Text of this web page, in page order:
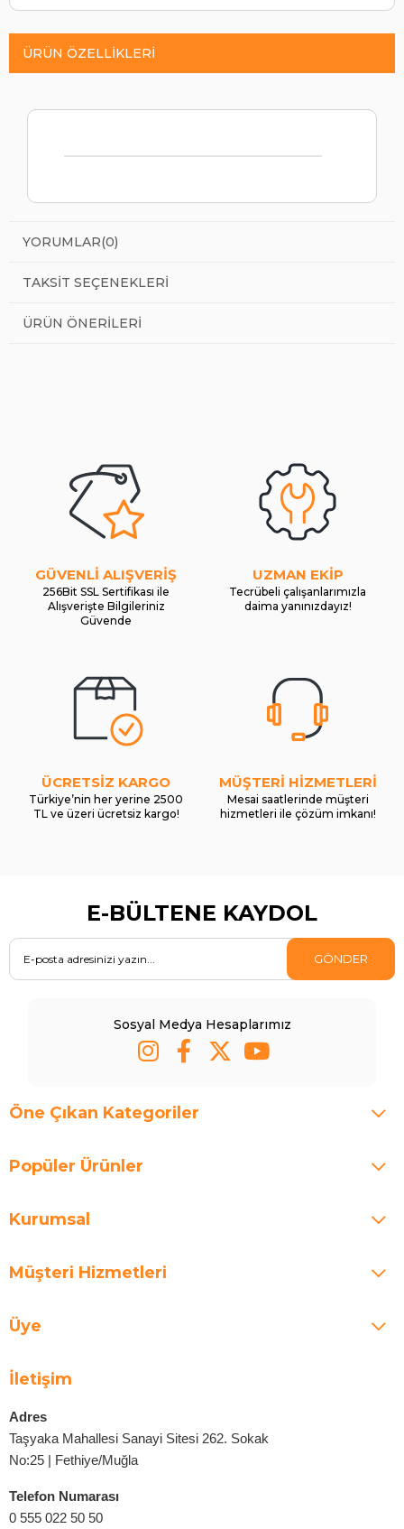
ÜRÜN ÖZELLIKLERI
YORUMLAR(0)
TAKSIT SEÇENEKLERI
ÜRÜN ÖNERILERI
GÜVENLİ ALIŞVERİŞ
256Bit SSL Sertifikası ile
Alışverişte Bilgileriniz
Güvende
UZMAN EKİP
Tecrübeli çalışanlarımızla
daima yanınızdayız!
ÜCRETSİZ KARGO
Türkiye’nin her yerine 2500
TL ve üzeri ücretsiz kargo!
MÜŞTERİ HİZMETLERİ
Mesai saatlerinde müşteri
hizmetleri ile çözüm imkanı!
E-BÜLTENE KAYDOL
GÖNDER
Sosyal Medya Hesaplarımız
Öne Çıkan Kategoriler
Popüler Ürünler
Kurumsal
Müşteri Hizmetleri
Üye
İletişim
Adres
Taşyaka Mahallesi Sanayi Sitesi 262. Sokak
No:25 | Fethiye/Muğla
Telefon Numarası
0 555 022 50 50